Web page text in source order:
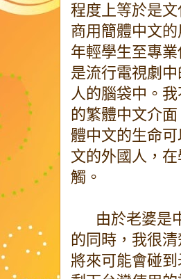
程度上等於是
商用簡體中文
年輕學生至專
是流行電視劇
人的腦袋中。
的繁體中文介
體中文的生命
文的外國人，
觸。
由於老婆是
的同時，我很
將來可能會碰